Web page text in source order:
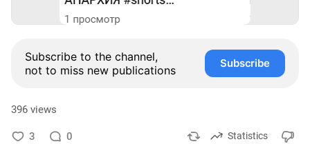
Subscribe to the channel,
not to miss new publications
Subscribe
396 views
3 0 Statistics